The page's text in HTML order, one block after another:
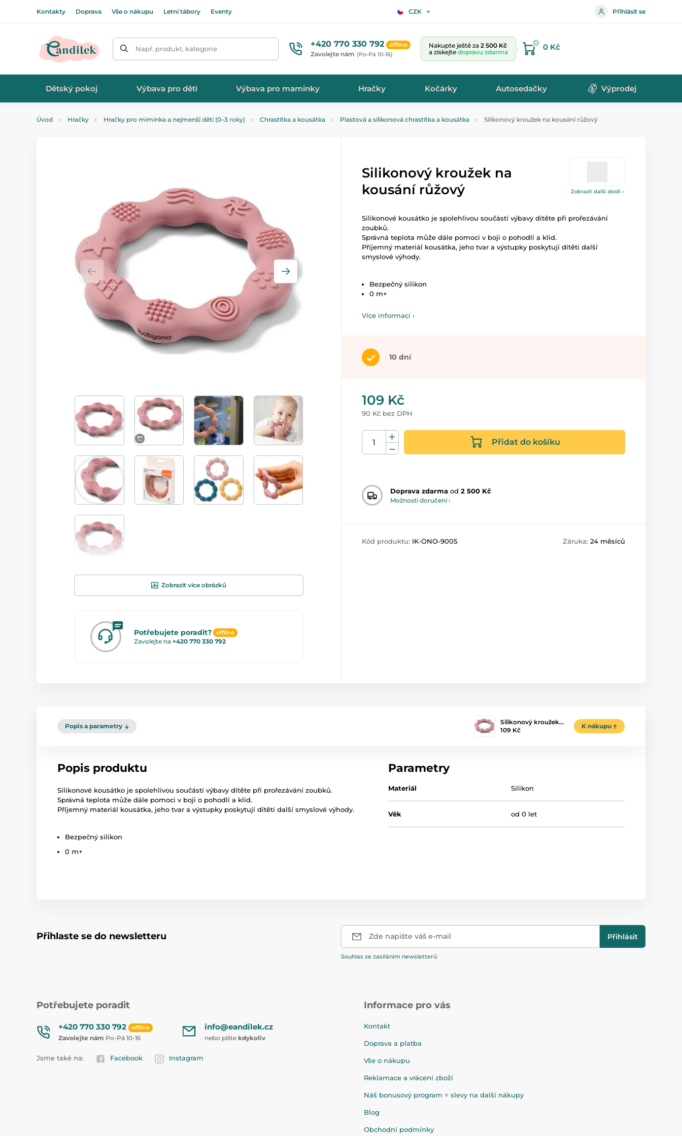
Kontakty Doprava Vše o nákupu Letní tábory Eventy CZK Přihlásit se
Např. produkt, kategorie +420 770 330 792 offline
Zavolejte nám (Po-Pá 10-16)
Nakupte ještě za 2 500 Kč
a získejte dopravu zdarma
0 0 Kč
Dětský pokoj Výbava pro děti Výbava pro maminky Hračky Kočárky Autosedačky Výprodej
Úvod Hračky Hračky pro miminka a nejmenší děti (0–3 roky) Chrastítka a kousátka Plastová a silikonová chrastítka a kousátka Silikonový kroužek na kousání růžový
Zobrazit další zboží ›
Zobrazit více obrázků
Potřebujete poradit? offline
Zavolejte na +420 770 330 792
Silikonový kroužek na
kousání růžový
Silikonové kousátko je spolehlivou součástí výbavy dítěte při prořezávání
zoubků.
Správná teplota může dále pomoci v boji o pohodlí a klid.
Příjemný materiál kousátka, jeho tvar a výstupky poskytují dítěti další
smyslové výhody.
Bezpečný silikon
0 m+
Více informací ›
10 dní
109 Kč
90 Kč bez DPH
Přidat do košíku
Doprava zdarma od 2 500 Kč
Možnosti doručení ›
Kód produktu: IK-ONO-9005 Záruka: 24 měsíců
Popis a parametry
Silikonový kroužek…
109 Kč
K nákupu
Popis produktu
Silikonové kousátko je spolehlivou součástí výbavy dítěte při prořezávání zoubků.
Správná teplota může dále pomoci v boji o pohodlí a klid.
Příjemný materiál kousátka, jeho tvar a výstupky poskytují dítěti další smyslové výhody.
Bezpečný silikon
0 m+
Parametry
Materiál Silikon
Věk od 0 let
Přihlaste se do newsletteru Zde napište váš e-mail Přihlásit
Souhlas se zasíláním newsletterů
Potřebujete poradit
+420 770 330 792 offline
Zavolejte nám Po-Pá 10-16
info@eandilek.cz
nebo pište kdykoliv
Jsme také na: Facebook Instagram
Informace pro vás
Kontakt
Doprava a platba
Vše o nákupu
Reklamace a vrácení zboží
Náš bonusový program = slevy na další nákupy
Blog
Obchodní podmínky